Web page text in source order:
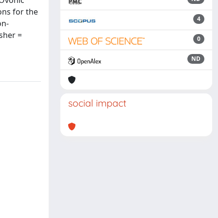
for the
=
4
0
ND
social impact